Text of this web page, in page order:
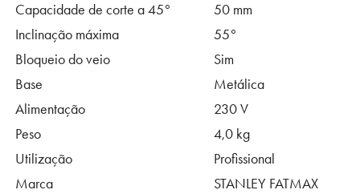
Capacidade de corte a 45°
50 mm
Inclinação máxima
55°
Bloqueio do veio
Sim
Base
Metálica
Alimentação
230 V
Peso
4,0 kg
Utilização
Profissional
Marca
STANLEY FATMAX